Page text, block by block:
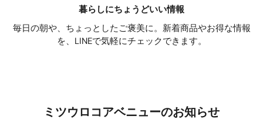
暮らしにちょうどいい情報
毎日の朝や、ちょっとしたご褒美に。新着商品やお得な情報
を、LINEで気軽にチェックできます。
ミツウロコアベニューのお知らせ